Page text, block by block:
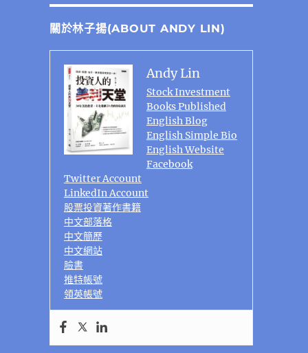
關於林子揚(ABOUT ANDY LIN)
Andy Lin
Stock Investment
Books Published
English Blog
English Simple Bio
English Website
Facebook
Twitter Account
LinkedIn Account
股票投資著作書籍
中文部落格
中文簡歷
中文網站
臉書
推特帳號
領英帳號